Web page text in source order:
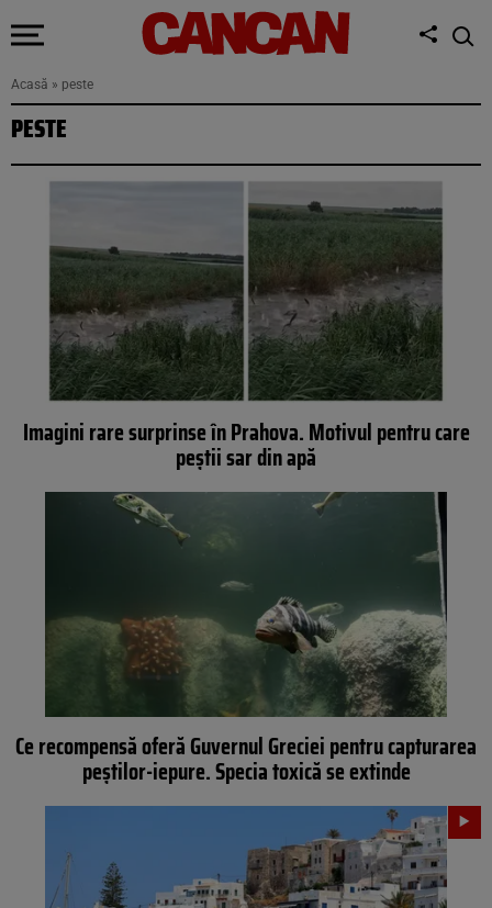
Acasă » peste
PESTE
Imagini rare surprinse în Prahova. Motivul pentru care
peștii sar din apă
Ce recompensă oferă Guvernul Greciei pentru capturarea
peștilor-iepure. Specia toxică se extinde